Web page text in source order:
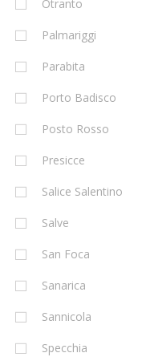
Otranto
Palmariggi
Parabita
Porto Badisco
Posto Rosso
Presicce
Salice Salentino
Salve
San Foca
Sanarica
Sannicola
Specchia